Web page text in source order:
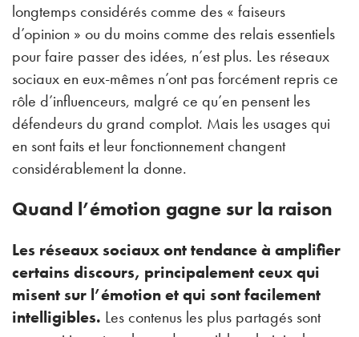
longtemps considérés comme des « faiseurs
d’opinion » ou du moins comme des relais essentiels
pour faire passer des idées, n’est plus. Les réseaux
sociaux en eux-mêmes n’ont pas forcément repris ce
rôle d’influenceurs, malgré ce qu’en pensent les
défendeurs du grand complot. Mais les usages qui
en sont faits et leur fonctionnement changent
considérablement la donne.
Quand l’émotion gagne sur la raison
Les réseaux sociaux ont tendance à amplifier
certains discours, principalement ceux qui
misent sur l’émotion et qui sont facilement
intelligibles. Les contenus les plus partagés sont